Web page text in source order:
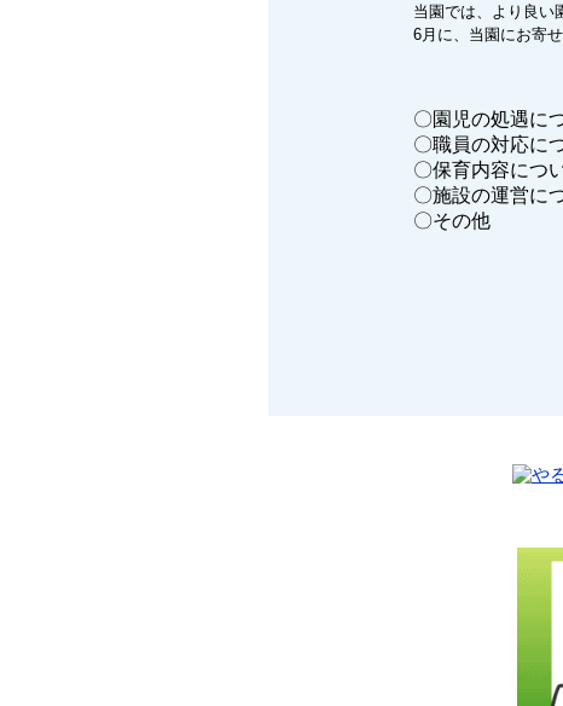
当園では、より良い
6月に、当園にお寄
〇園児の処遇に
〇職員の対応に
〇保育内容に
〇施設の運営に
〇その